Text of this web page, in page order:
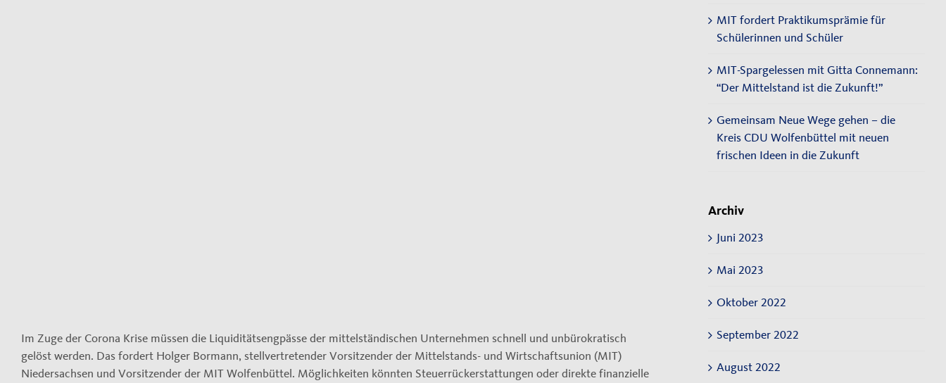
Im Zuge der Corona Krise müssen die Liquiditätsengpässe der mittelständischen Unternehmen schnell und unbürokratisch
gelöst werden. Das fordert Holger Bormann, stellvertretender Vorsitzender der Mittelstands- und Wirtschaftsunion (MIT)
Niedersachsen und Vorsitzender der MIT Wolfenbüttel. Möglichkeiten könnten Steuerrückerstattungen oder direkte finanzielle
MIT fordert Praktikumsprämie für
Schülerinnen und Schüler
MIT-Spargelessen mit Gitta Connemann:
“Der Mittelstand ist die Zukunft!”
Gemeinsam Neue Wege gehen – die
Kreis CDU Wolfenbüttel mit neuen
frischen Ideen in die Zukunft
Archiv
Juni 2023
Mai 2023
Oktober 2022
September 2022
August 2022